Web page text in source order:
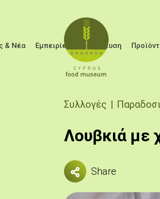
& Νέα Εμπειρίες Εκπαίδευση
Breadcrumb
Συλλογές
Λουβκιά με
Share